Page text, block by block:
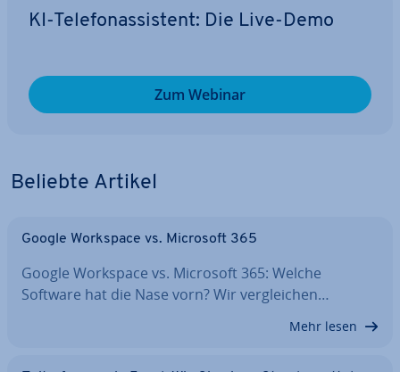
KI-Te­le­fon­as­sis­tent: Die Live-Demo
Zum Webinar
Beliebte Artikel
Google Workspace vs. Microsoft 365
Google Workspace vs. Microsoft 365: Welche
Software hat die Nase vorn? Wir ver­glei­chen…
Mehr lesen